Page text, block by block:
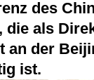
des
die als
an der
ist.